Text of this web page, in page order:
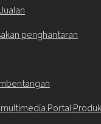
penghantaran
Portal